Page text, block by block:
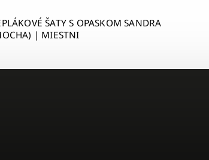
ŠATY S OPASKOM SANDRA
| MIESTNI